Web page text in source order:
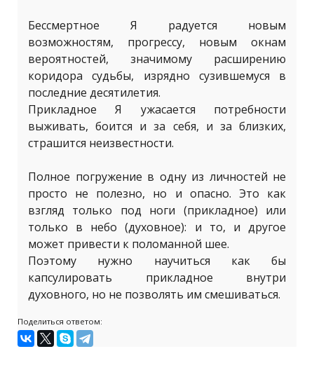
Бессмертное Я радуется новым
возможностям, прогрессу, новым окнам
вероятностей, значимому расширению
коридора судьбы, изрядно сузившемуся в
последние десятилетия.
Прикладное Я ужасается потребности
выживать, боится и за себя, и за близких,
страшится неизвестности.
Полное погружение в одну из личностей не
просто не полезно, но и опасно. Это как
взгляд только под ноги (прикладное) или
только в небо (духовное): и то, и другое
может привести к поломанной шее.
Поэтому нужно научиться как бы
капсулировать прикладное внутри
духовного, но не позволять им смешиваться.
Поделиться ответом: